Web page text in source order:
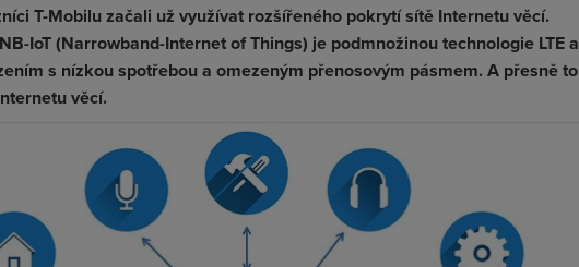
T-Mobilu začali už využívat rozšířeného pokrytí sítě Internetu věcí.
IoT (Narrowband-Internet of Things) je podmnožinou technologie LTE a
s nízkou spotřebou a omezeným přenosovým pásmem. A přesně to
věcí.